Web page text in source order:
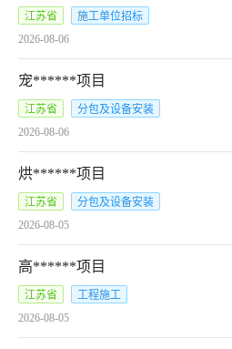
江苏省
施工单位招标
2026-08-06
宠******项目
江苏省
分包及设备安装
2026-08-06
烘******项目
江苏省
分包及设备安装
2026-08-05
高******项目
江苏省
工程施工
2026-08-05